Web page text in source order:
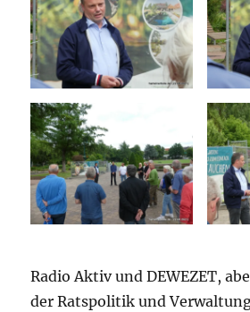
Radio Aktiv und DEWEZET,
der Ratspolitik und